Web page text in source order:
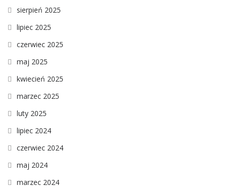
sierpień 2025
lipiec 2025
czerwiec 2025
maj 2025
kwiecień 2025
marzec 2025
luty 2025
lipiec 2024
czerwiec 2024
maj 2024
marzec 2024